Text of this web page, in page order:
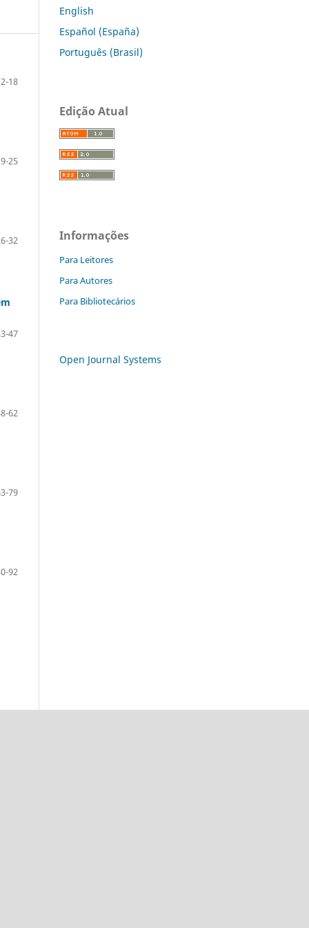
2-18
25
32
47
62
79
92
English
Español (España)
Português (Brasil)
Edição Atual
Informações
Para Leitores
Para Autores
Para Bibliotecários
Open Journal Systems